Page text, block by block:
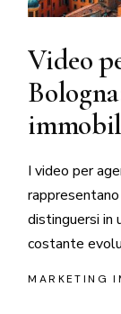
Video
I video per
distinguersi in
costante
MARKETING